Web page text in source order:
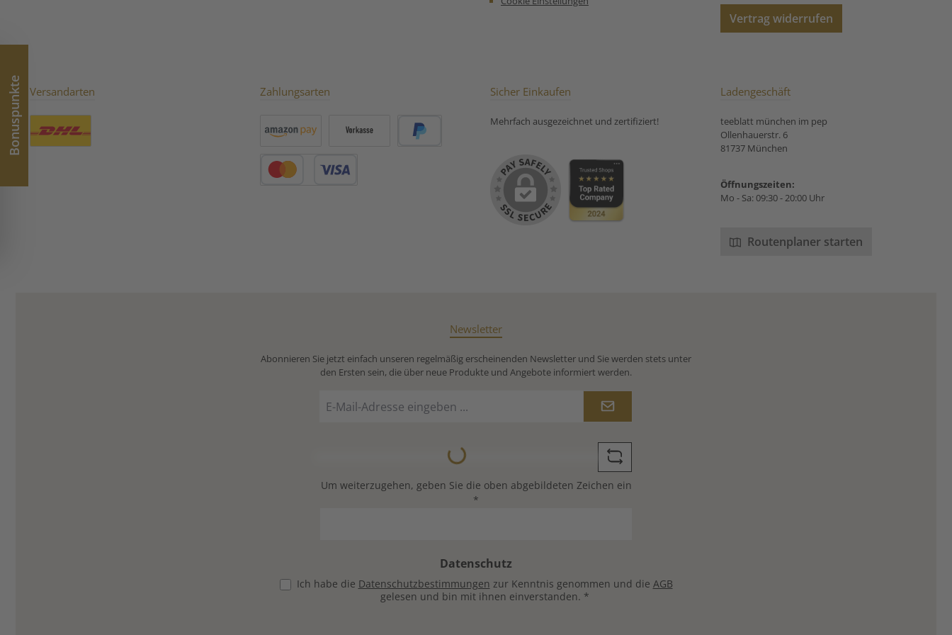
Aroma, Rote Beetestücke,
Kokoschips (Kokosnuss,
Kornblumenblüten. Unsere
Zubereitungsempfehlung
Vertrag widerrufen
Versandarten Zahlungsarten Sicher Einkaufen
Mehrfach ausgezeichnet und zertifiziert!
Ladengeschäft
teeblatt münchen im pep
Ollenhauerstr. 6
81737 München
Öffnungszeiten:
Mo - Sa: 09:30 - 20:00 Uhr
Routenplaner starten
Newsletter
Abonnieren Sie jetzt einfach unseren regelmäßig erscheinenden Newsletter und Sie werden stets unter
den Ersten sein, die über neue Produkte und Angebote informiert werden.
Mail-
Loading...
Um weiterzugehen, geben Sie die oben abgebildeten Zeichen ein
*
Datenschutz
Ich habe die Datenschutzbestimmungen zur Kenntnis genommen und die AGB
gelesen und bin mit ihnen einverstanden. *
Bonuspunkte